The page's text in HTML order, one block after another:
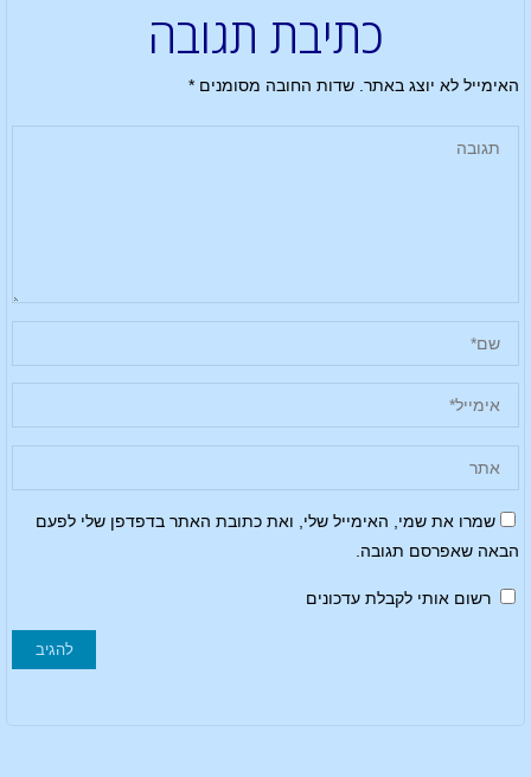
כתיבת תגובה
האימייל לא יוצג באתר. שדות החובה מסומנים*
שמרו את שמי, האימייל שלי, ואת כתובת האתר בדפדפן שלי לפעם
הבאה שאפרסם תגובה.
רשום אותי לקבלת עדכונים